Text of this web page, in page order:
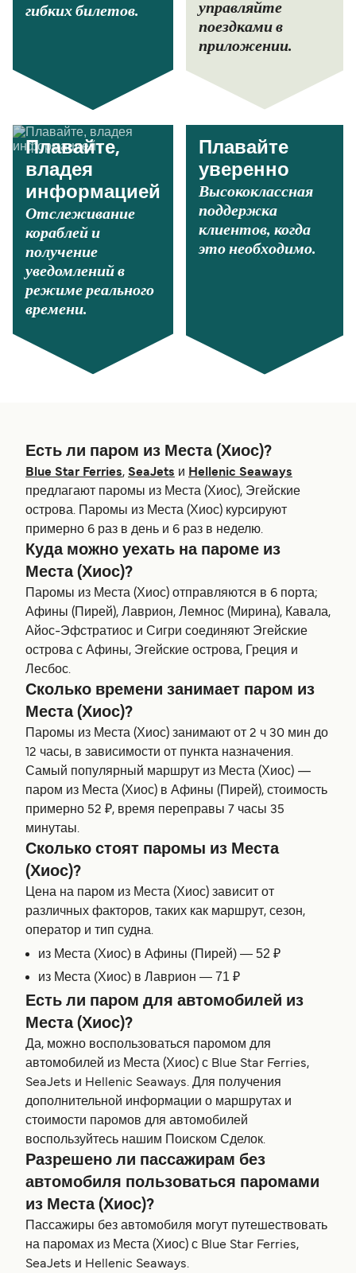
гибких билетов.
управляйте
поездками в
приложении.
Плавайте,
владея
информацией
Отслеживание
кораблей и
получение
уведомлений в
режиме реального
времени.
Плавайте
уверенно
Высококлассная
поддержка
клиентов, когда
это необходимо.
Есть ли паром из Места (Хиос)?
Blue Star Ferries, SeaJets и
Hellenic Seaways
предлагают паромы из Места (Хиос), Эгейские
острова. Паромы из Места (Хиос) курсируют
примерно 6 раз в день и 6 раз в неделю.
Куда можно уехать на пароме из
Места (Хиос)?
Паромы из Места (Хиос) отправляются в 6 порта;
Афины (Пирей), Лаврион, Лемнос (Мирина), Кавала,
Айос-Эфстратиос и Сигри соединяют Эгейские
острова с Афины, Эгейские острова, Греция и
Лесбос.
Сколько времени занимает паром из
Места (Хиос)?
Паромы из Места (Хиос) занимают от 2 ч 30 мин до
12 часы, в зависимости от пункта назначения.
Самый популярный маршрут из Места (Хиос) —
паром из Места (Хиос) в Афины (Пирей), стоимость
примерно 52 ₽, время переправы 7 часы 35
минутаы.
Сколько стоят паромы из Места
(Хиос)?
Цена на паром из Места (Хиос) зависит от
различных факторов, таких как маршрут, сезон,
оператор и тип судна.
из Места (Хиос) в Афины (Пирей) — 52 ₽
из Места (Хиос) в Лаврион — 71 ₽
Есть ли паром для автомобилей из
Места (Хиос)?
Да, можно воспользоваться паромом для
автомобилей из Места (Хиос) с Blue Star Ferries,
SeaJets и Hellenic Seaways. Для получения
дополнительной информации о маршрутах и
стоимости паромов для автомобилей
воспользуйтесь нашим Поиском Сделок.
Разрешено ли пассажирам без
автомобиля пользоваться паромами
из Места (Хиос)?
Пассажиры без автомобиля могут путешествовать
на паромах из Места (Хиос) с Blue Star Ferries,
SeaJets и Hellenic Seaways.